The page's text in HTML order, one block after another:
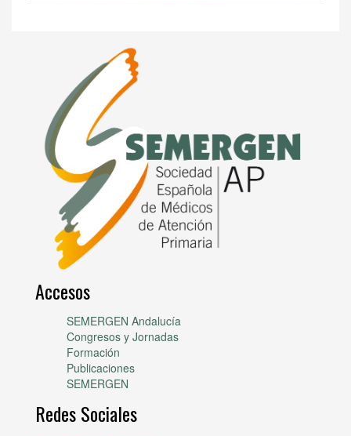
Accesos
SEMERGEN Andalucía
Congresos y Jornadas
Formación
Publicaciones
SEMERGEN
Redes Sociales